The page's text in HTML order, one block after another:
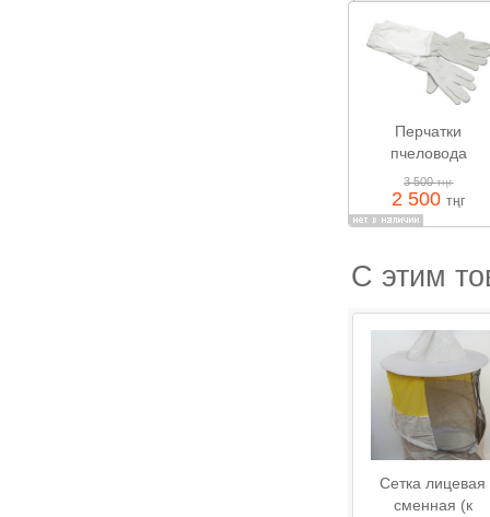
Перчатки
пчеловода
3 500тңг
2 500тңг
С этим
Сетка лицевая
сменная (к